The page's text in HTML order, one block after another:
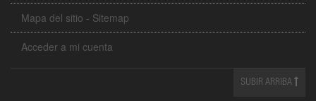
Mapa del sitio - Sitemap
Acceder a mi cuenta
SUBIR ARRIBA